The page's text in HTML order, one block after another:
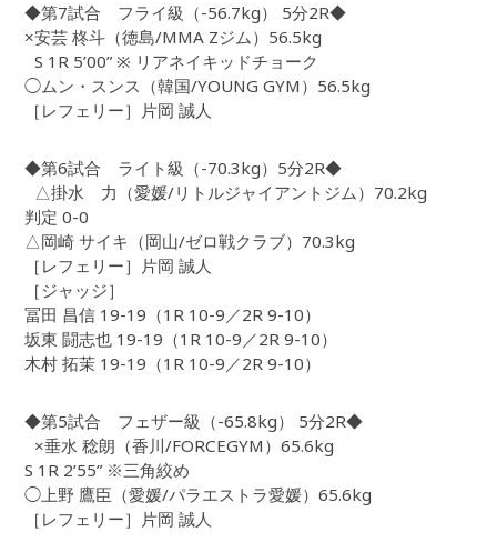
◆第7試合 フライ級（-56.7kg） 5分2R◆
×安芸 柊斗（徳島/MMA Zジム）56.5kg
S 1R 5’00” ※ リアネイキッドチョーク
◯ムン・スンス（韓国/YOUNG GYM）56.5kg
［レフェリー］片岡 誠人
◆第6試合 ライト級（-70.3kg）5分2R◆
△掛水 力（愛媛/リトルジャイアントジム）70.2kg
判定 0-0
△岡崎 サイキ（岡山/ゼロ戦クラブ）70.3kg
［レフェリー］片岡 誠人
［ジャッジ］
冨田 昌信 19-19（1R 10-9／2R 9-10）
坂東 闘志也 19-19（1R 10-9／2R 9-10）
木村 拓茉 19-19（1R 10-9／2R 9-10）
◆第5試合 フェザー級（-65.8kg） 5分2R◆
×垂水 稔朗（香川/FORCEGYM）65.6kg
S 1R 2’55” ※三角絞め
◯上野 鷹臣（愛媛/パラエストラ愛媛）65.6kg
［レフェリー］片岡 誠人